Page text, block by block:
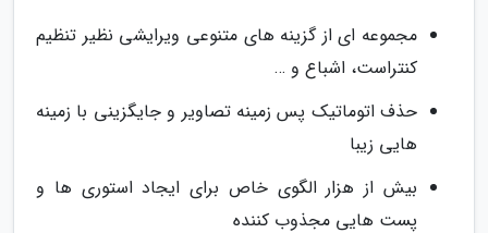
مجموعه ای از گزینه های متنوعی ویرایشی نظیر تنظیم
کنتراست، اشباع و …
حذف اتوماتیک پس زمینه تصاویر و جایگزینی با زمینه
هایی زیبا
بیش از هزار الگوی خاص برای ایجاد استوری ها و
پست هایی مجذوب کننده